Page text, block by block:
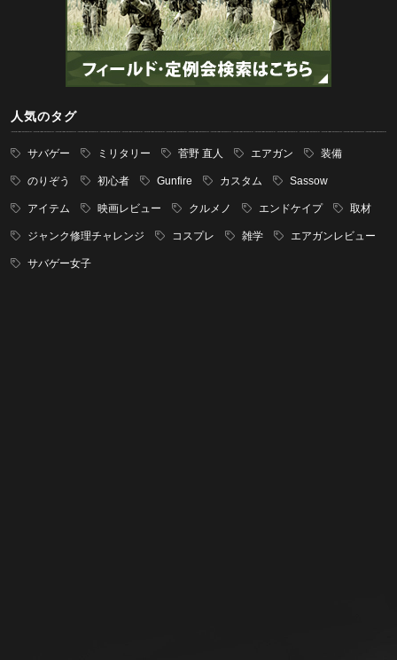
人気のタグ
サバゲー ミリタリー 菅野 直人 エアガン 装備
のりぞう 初心者 Gunfire カスタム Sassow
アイテム 映画レビュー クルメノ エンドケイプ 取材
ジャンク修理チャレンジ コスプレ 雑学 エアガンレビュー
サバゲー女子